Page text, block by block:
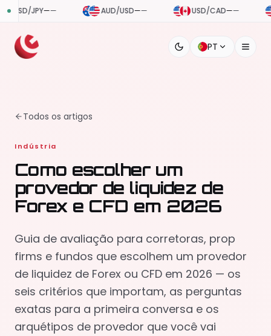
AUD/USD—— USD/CAD—— USD/CHF——
PT
Todos os artigos
Indústria
Como escolher um
provedor de liquidez de
Forex e CFD em 2026
Guia de avaliação para corretoras, prop
firms e fundos que escolhem um provedor
de liquidez de Forex ou CFD em 2026 — os
seis critérios que importam, as perguntas
exatas para a primeira conversa e os
arquétipos de provedor que você vai